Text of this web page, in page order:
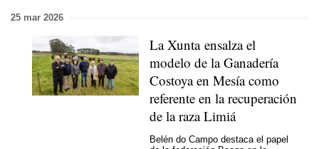
25 mar 2026
La Xunta ensalza el
modelo de la Ganadería
Costoya en Mesía como
referente en la recuperación
de la raza Limiá
Belén do Campo destaca el papel